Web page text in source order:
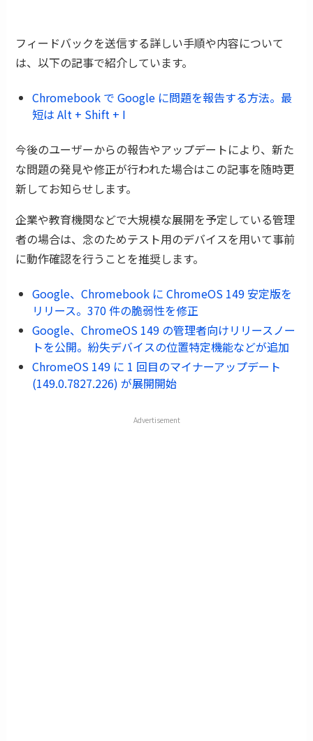
フィードバックを送信する詳しい手順や内容について
は、以下の記事で紹介しています。
Chromebook で Google に問題を報告する方法。最
短は Alt + Shift + I
今後のユーザーからの報告やアップデートにより、新た
な問題の発見や修正が行われた場合はこの記事を随時更
新してお知らせします。
企業や教育機関などで大規模な展開を予定している管理
者の場合は、念のためテスト用のデバイスを用いて事前
に動作確認を行うことを推奨します。
Google、Chromebook に ChromeOS 149 安定版を
リリース。370 件の脆弱性を修正
Google、ChromeOS 149 の管理者向けリリースノー
トを公開。紛失デバイスの位置特定機能などが追加
ChromeOS 149 に 1 回目のマイナーアップデート
(149.0.7827.226) が展開開始
Advertisement